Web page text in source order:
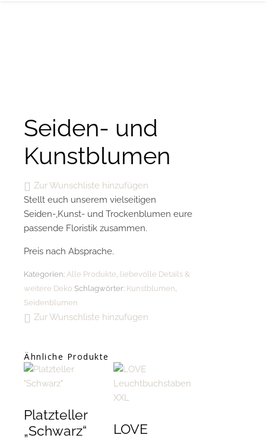
Seiden- und
Kunstblumen
Zur Wunschliste hinzufügen
Stellt euch unserem vielseitigen
Seiden-,Kunst- und Trockenblumen eure
passende Floristik zusammen.
Preis nach Absprache.
Kategorien: Alle Produkte, liebevolle Details &
weitere Deko Schlagwörter: Kunstblumen,
Seidenblumen
Zur Wunschliste hinzufügen
Ähnliche Produkte
Platzteller
„Schwarz“
LOVE